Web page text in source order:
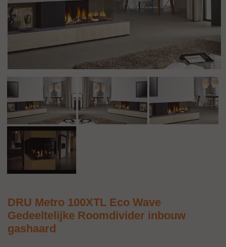
DRU Metro 100XTL Eco Wave
Gedeeltelijke Roomdivider inbouw
gashaard